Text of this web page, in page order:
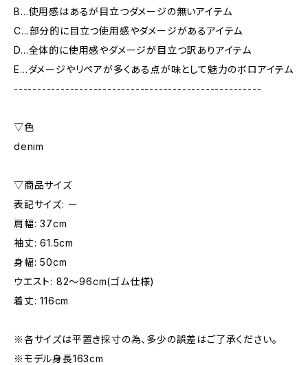
B…使用感はあるが目立つダメージの無いアイテム
C…部分的に目立つ使用感やダメージがあるアイテム
D…全体的に使用感やダメージが目立つ訳ありアイテム
E…ダメージやリペアが多くある点が味として魅力のボロアイテム
-----------------------------------------------------
▽色
denim
▽商品サイズ
表記サイズ: ー
肩幅: 37cm
袖丈: 61.5cm
身幅: 50cm
ウエスト: 82〜96cm(ゴム仕様)
着丈: 116cm
※各サイズは平置き採寸の為、多少の誤差はご了承ください。
※モデル身長163cm